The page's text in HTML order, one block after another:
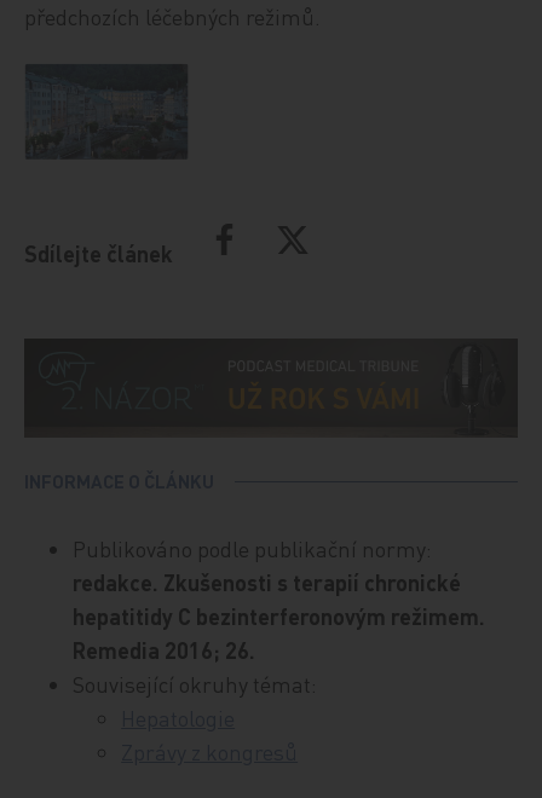
předchozích léčebných režimů.
Sdílejte článek
Publikováno podle publikační normy:
redakce. Zkušenosti s terapií chronické
hepatitidy C bezinterferonovým režimem.
Remedia 2016; 26.
Související okruhy témat: